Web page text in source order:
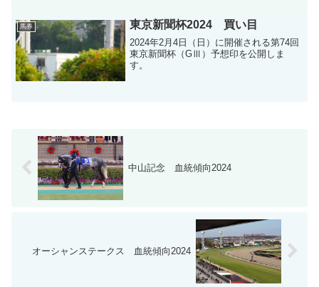
馬券 東京新聞杯2024 買い目
2024年2月4日（日）に開催される第74回
東京新聞杯（GⅢ）予想印を公開しま
す。
中山記念 血統傾向2024
オーシャンステークス 血統傾向2024